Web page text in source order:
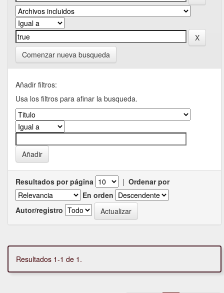
Comenzar nueva busqueda
Añadir filtros:
Usa los filtros para afinar la busqueda.
Resultados por página | Ordenar por
En orden
Autor/registro
Resultados 1-1 de 1.